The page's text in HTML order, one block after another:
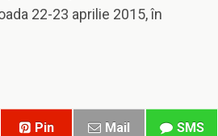
22-23 aprilie 2015, în
Pin Mail SMS